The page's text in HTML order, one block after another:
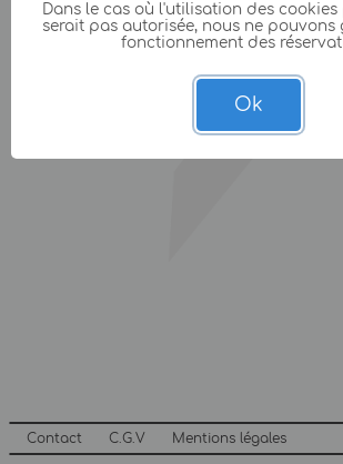
Contact C.G.V Mentions légales
Dans le cas où l'utilisation des
serait pas autorisée, nous ne pouvons
fonctionnement des
Ok